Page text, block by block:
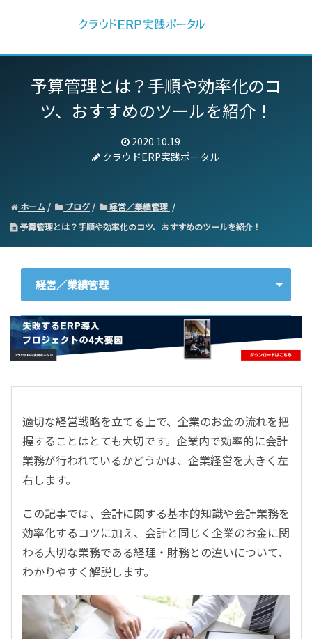
予算管理とは？手順や効率化のコ
ツ、おすすめのツールを紹介！
2020.10.19
クラウドERP実践ポータル
ホーム ブログ
経営／業績管理
予算管理とは？手順や効率化のコツ、おすすめのツールを紹介！
経営／業績管理
ERP
会計
CRM／営業支援／Eコマース
DX（2025年の崖）／クラウドコンピューティング
データ分析／BI
ガバナンス／リスク管理
BPR／業務改善
適切な経営戦略を立てる上で、企業のお金の流れを把
握することはとても大切です。企業内で効率的に会計
業務が行われているかどうかは、企業経営を大きく左
右します。
この記事では、会計に関する基本的知識や会計業務を
効率化するコツに加え、会計と同じく企業のお金に関
わる大切な業務である経理・財務との違いについて、
わかりやすく解説します。